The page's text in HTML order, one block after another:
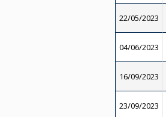
22/05/2023
04/06/2023
16/09/2023
23/09/2023